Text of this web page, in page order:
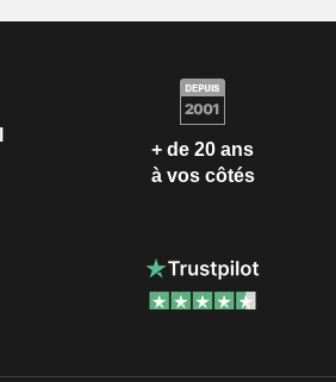
+ de 20 ans
à vos côtés